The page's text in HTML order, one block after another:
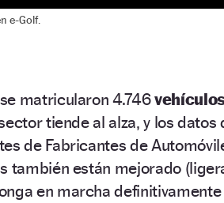
e-Golf.
matricularon 4.746
tiende al alza, y los
de Fabricantes de
también están mejorado
en marcha definitivamente